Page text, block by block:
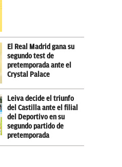
El Real Madrid gana su
segundo test de
pretemporada ante el
Crystal Palace
Leiva decide el triunfo
del Castilla ante el filial
del Deportivo en su
segundo partido de
pretemporada